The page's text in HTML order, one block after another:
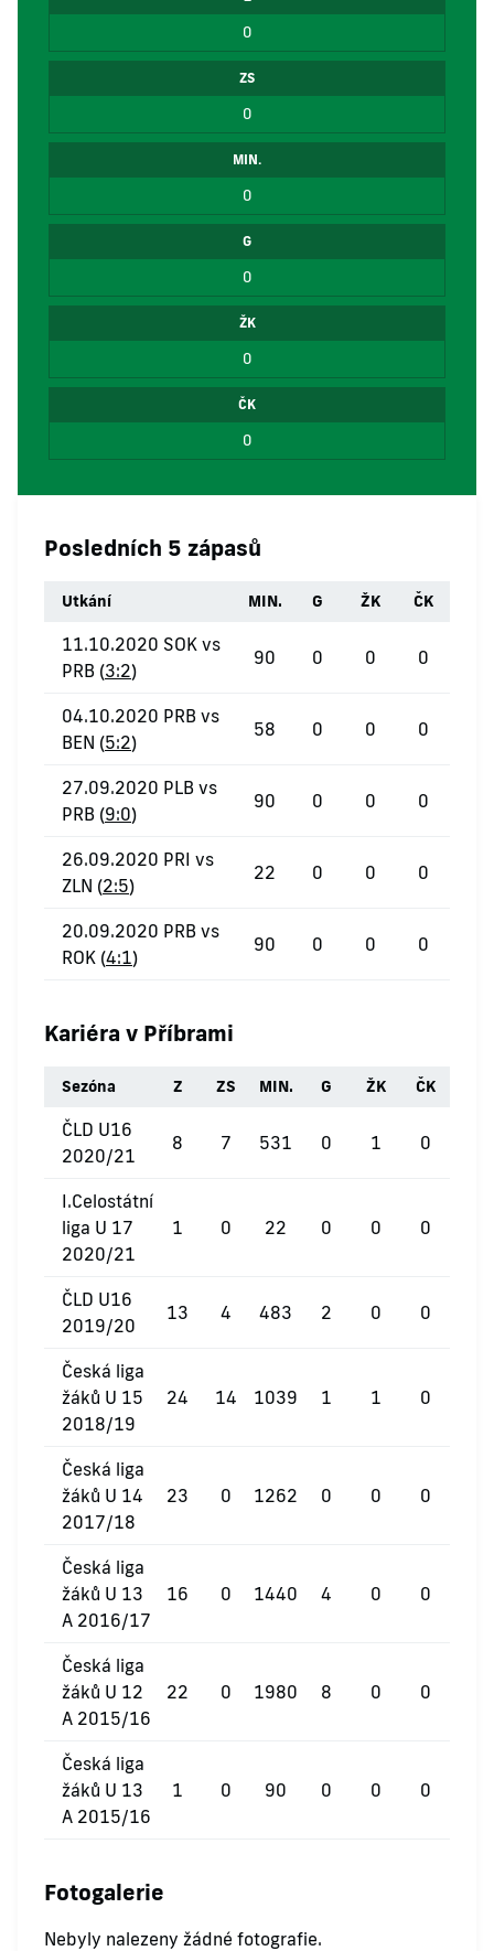
0
ZS
0
MIN.
0
G
0
ŽK
0
ČK
0
Posledních 5 zápasů
Utkání MIN. G ŽK ČK
11.10.2020 SOK vs
PRB (3:2)
90 0 0 0
04.10.2020 PRB vs
BEN (5:2)
58 0 0 0
27.09.2020 PLB vs
PRB (9:0)
90 0 0 0
26.09.2020 PRI vs
ZLN (2:5)
22 0 0 0
20.09.2020 PRB vs
ROK (4:1)
90 0 0 0
Kariéra v Příbrami
Sezóna Z ZS MIN. G ŽK ČK
ČLD U16
2020/21
8 7 531 0 1 0
I.Celostátní
liga U 17
2020/21
1 0 22 0 0 0
ČLD U16
2019/20
13 4 483 2 0 0
Česká liga
žáků U 15
2018/19
24 14 1039 1 1 0
Česká liga
žáků U 14
2017/18
23 0 1262 0 0 0
Česká liga
žáků U 13
A 2016/17
16 0 1440 4 0 0
Česká liga
žáků U 12
A 2015/16
22 0 1980 8 0 0
Česká liga
žáků U 13
A 2015/16
1 0 90 0 0 0
Fotogalerie
Nebyly nalezeny žádné fotografie.